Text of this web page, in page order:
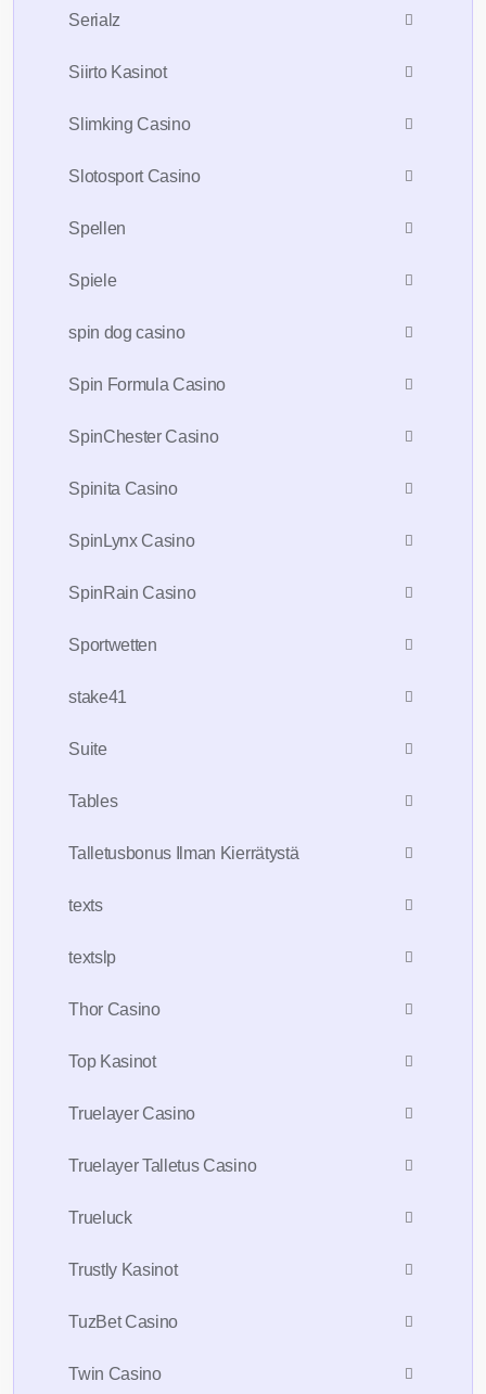
Serialz
Siirto Kasinot
Slimking Casino
Slotosport Casino
Spellen
Spiele
spin dog casino
Spin Formula Casino
SpinChester Casino
Spinita Casino
SpinLynx Casino
SpinRain Casino
Sportwetten
stake41
Suite
Tables
Talletusbonus Ilman Kierrätystä
texts
textslp
Thor Casino
Top Kasinot
Truelayer Casino
Truelayer Talletus Casino
Trueluck
Trustly Kasinot
TuzBet Casino
Twin Casino